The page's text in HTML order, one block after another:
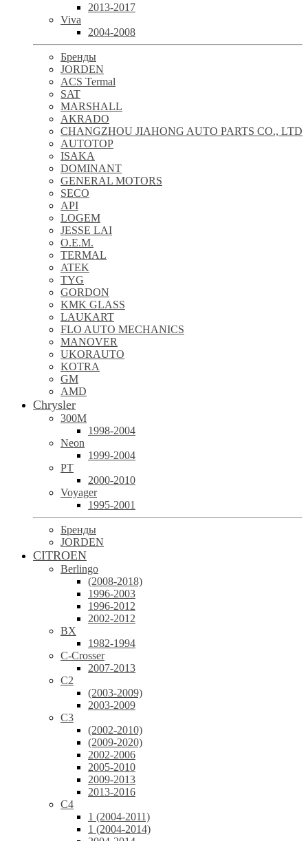
2013-2017
Viva
2004-2008
Бренды
JORDEN
ACS Termal
SAT
MARSHALL
AKRADO
CHANGZHOU JIAHONG AUTO PARTS CO., LTD
AUTOTOP
ISAKA
DOMINANT
GENERAL MOTORS
SECO
API
LOGEM
JESSE LAI
O.E.M.
TERMAL
ATEK
TYG
GORDON
KMK GLASS
LAUKART
FLO AUTO MECHANICS
MANOVER
UKORAUTO
KOTRA
GM
AMD
Chrysler
300M
1998-2004
Neon
1999-2004
PT
2000-2010
Voyager
1995-2001
Бренды
JORDEN
CITROEN
Berlingo
(2008-2018)
1996-2003
1996-2012
2002-2012
BX
1982-1994
C-Crosser
2007-2013
C2
(2003-2009)
2003-2009
C3
(2002-2010)
(2009-2020)
2002-2006
2005-2010
2009-2013
2013-2016
C4
1 (2004-2011)
1 (2004-2014)